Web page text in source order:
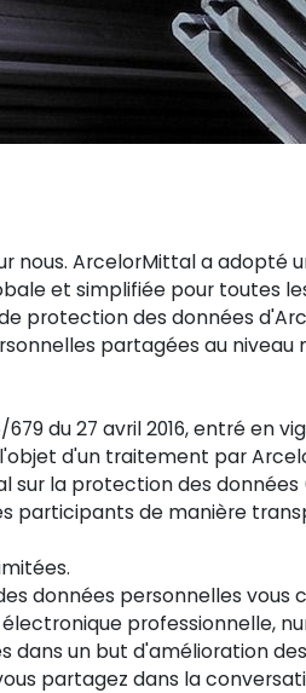
nous. ArcelorMittal a adopté
et simplifiée pour toutes
protection des données
partagées au niveau
du 27 avril 2016, entré en
d'un traitement par
la protection des données
participants de manière
données personnelles vous
professionnelle,
un but d'amélioration
partagez dans la